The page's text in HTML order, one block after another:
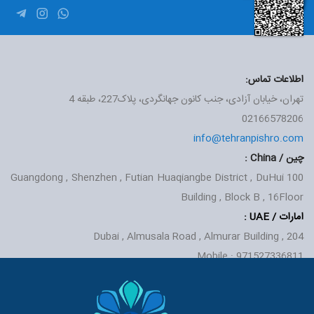
اطلاعات تماس:
تهران، خیابان آزادی، جنب کانون جهانگردی، پلاک227، طبقه 4
02166578206
info@tehranpishro.com
چین / China :
Guangdong , Shenzhen , Futian Huaqiangbe District , DuHui 100
Building , Block B , 16Floor
امارات / UAE
:
Dubai , Almusala Road , Almurar Building , 204
Mobile : 971527336811